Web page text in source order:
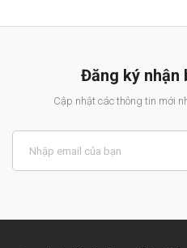
Đăng ký nhận
Cập nhật các thông tin mới